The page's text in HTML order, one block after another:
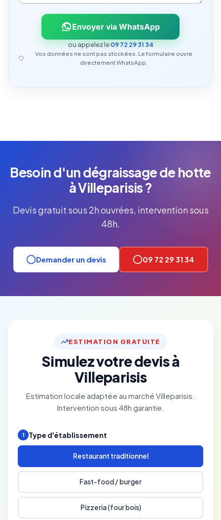
Envoyer via WhatsApp
ou appelez le09 72 29 31 34
Vos données ne sont pas stockées. Le formulaire ouvre
directement WhatsApp.
Besoin d'un dégraissage de hotte
à Villeparisis ?
Devis gratuit sous 2h ouvrées, intervention sous
48h.
Demander un devis 09 72 29 31 34
ESTIMATION GRATUITE
Simulez votre devis à
Villeparisis
Estimation locale adaptée au marché Villeparisis.
Intervention sous 48h garantie.
1 Type d'établissement
Restaurant traditionnel
Fast-food / burger
Pizzeria (four bois)